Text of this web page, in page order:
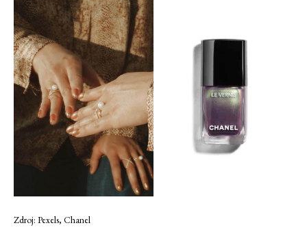
Zdroj: Pexels, Chanel